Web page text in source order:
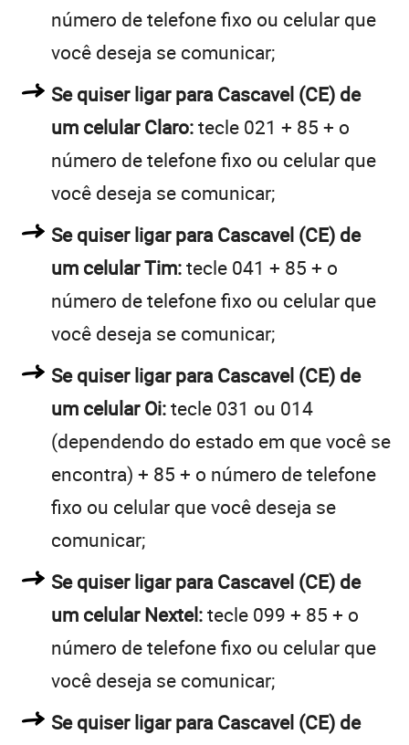
número de telefone fixo ou celular que
você deseja se comunicar;
Se quiser ligar para Cascavel (CE) de
um celular Claro:tecle 021 + 85 + o
número de telefone fixo ou celular que
você deseja se comunicar;
Se quiser ligar para Cascavel (CE) de
um celular Tim:tecle 041 + 85 + o
número de telefone fixo ou celular que
você deseja se comunicar;
Se quiser ligar para Cascavel (CE) de
um celular Oi:tecle 031 ou 014
(dependendo do estado em que você se
encontra) + 85 + o número de telefone
fixo ou celular que você deseja se
comunicar;
Se quiser ligar para Cascavel (CE) de
um celular Nextel:tecle 099 + 85 + o
número de telefone fixo ou celular que
você deseja se comunicar;
Se quiser ligar para Cascavel (CE) de